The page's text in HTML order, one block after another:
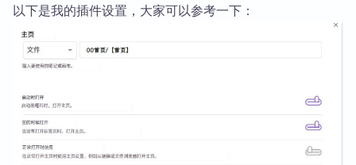
以下是我的插件设置，大家可以参考一下：